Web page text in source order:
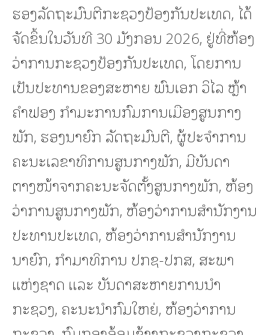
ຮອງລັດຖະມົນຕີກະຊວງປ້ອງກັນປະເທດ, ໄດ້
ຈັດຂຶ້ນໃນວັນທີ 30 ມັງກອນ 2026, ຢູ່ທີ່ຫ້ອງ
ວ່າການກະຊວງປ້ອງກັນປະເທດ, ໂດຍການ
ເປັນປະທານຂອງສະຫາຍ ພົນເອກ ວິໄລ ຫຼ້າ
ຄຳຟອງ ກຳມະການກົມການເມືອງສູນກາງ
ພັກ, ຮອງນາຍົກ ລັດຖະມົນຕີ, ຜູ້ປະຈຳການ
ຄະນະເລຂາທິການສູນກາງພັກ, ມີບັນດາ
ຕາງໜ້າຈາກຄະນະຈັດຕັ້ງສູນກາງພັກ, ຫ້ອງ
ວ່າການສູນກາງພັກ, ຫ້ອງວ່າການສຳນັກງານ
ປະທານປະເທດ, ຫ້ອງວ່າການສໍານັກງານ
ນາຍົກ, ກຳມາທິການ ປກຊ-ປກສ, ສະພາ
ແຫ່ງຊາດ ແລະ ບັນດາສະຫາຍການນໍາ
ກະຊວງ, ຄະນະນຳກົມໃຫຍ່, ຫ້ອງວ່າການ